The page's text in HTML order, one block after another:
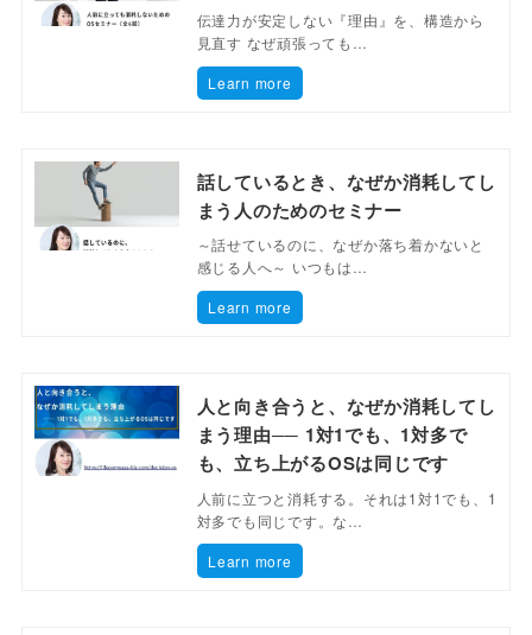
伝達力が安定しない『理由』を、構造から
見直す なぜ頑張っても…
Learn more
話しているとき、なぜか消耗してし
まう人のためのセミナー
～話せているのに、なぜか落ち着かないと
感じる人へ～ いつもは…
Learn more
人と向き合うと、なぜか消耗してし
まう理由── 1対1でも、1対多で
も、立ち上がるOSは同じです
人前に立つと消耗する。それは1対1でも、1
対多でも同じです。な…
Learn more